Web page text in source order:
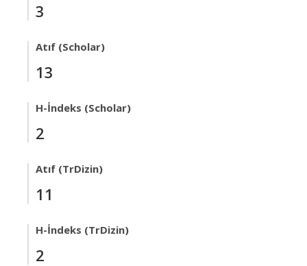
3
Atıf (Scholar)
13
H-İndeks (Scholar)
2
Atıf (TrDizin)
11
H-İndeks (TrDizin)
2